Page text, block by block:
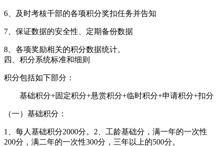
6、及时考核干部的各项积分奖扣任务并告知
7、保证数据的安全性、定期备份数据
8、各项奖励相关的积分数据统计。
四、积分系统标准和细则
积分包括如下部分：
基础积分+固定积分+悬赏积分+临时积分+申请积分+扣分
（一）基础积分：
1、每人基础积分2000分。2、工龄基础分，满一年的一次性
200分，满二年的一次性300分，三年以上的500分。